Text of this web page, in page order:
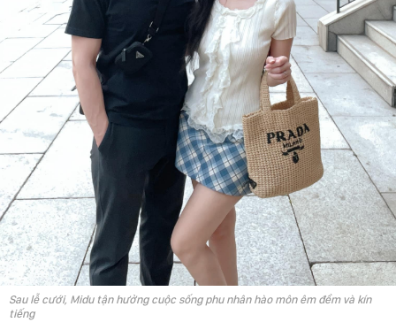
Sau lễ cưới, Midu tận hưởng cuộc sống phu nhân hào môn êm đềm và kín
tiếng